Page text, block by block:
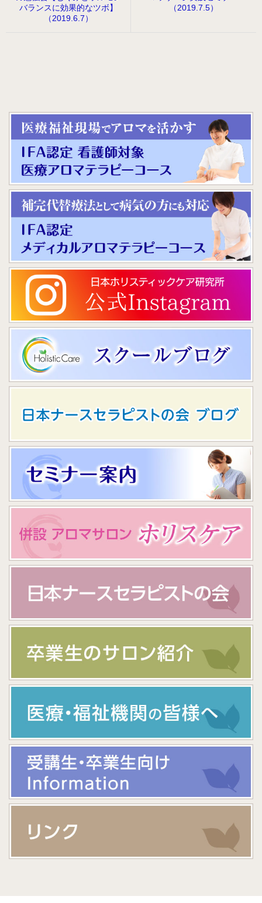
バランスに効果的なツボ】
（2019.6.7）
（2019.7.5）